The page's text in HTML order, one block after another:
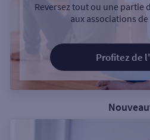
Reversez tout ou une partie
aux associations
Profitez de